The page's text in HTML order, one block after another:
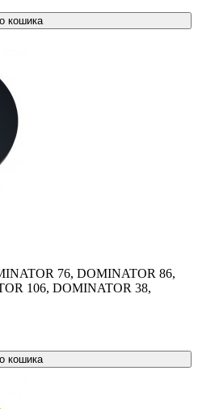
кошика
76, DOMINATOR 86,
106, DOMINATOR 38,
кошика